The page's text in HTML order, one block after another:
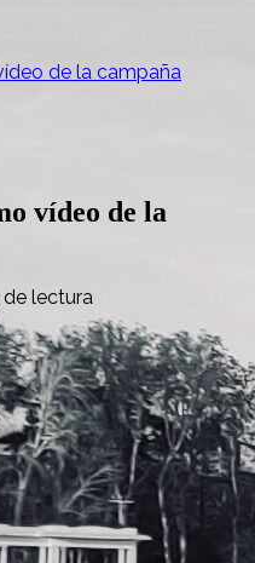
de la campaña
vídeo de la
de lectura